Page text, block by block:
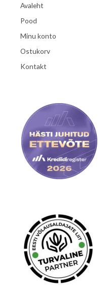
Avaleht
Pood
Minu konto
Ostukorv
Kontakt